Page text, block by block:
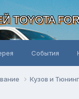
События
Кузов и Тюнинг